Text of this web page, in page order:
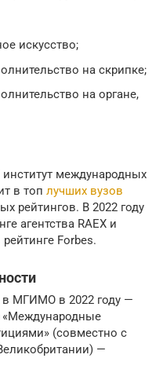
искусство;
на скрипке;
на органе,
международных
в топ лучших вузов
рейтингов. В 2022 году
агентства RAEX и
Forbes.
в МГИМО в 2022 году —
(совместно с
—